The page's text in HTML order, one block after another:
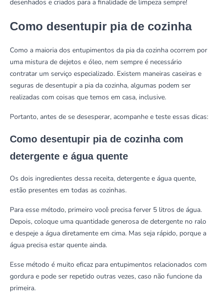
desenhados e criados para a finalidade de limpeza sempre!
Como desentupir pia de cozinha
Como a maioria dos entupimentos da pia da cozinha ocorrem por
uma mistura de dejetos e óleo, nem sempre é necessário
contratar um serviço especializado. Existem maneiras caseiras e
seguras de desentupir a pia da cozinha, algumas podem ser
realizadas com coisas que temos em casa, inclusive.
Portanto, antes de se desesperar, acompanhe e teste essas dicas:
Como desentupir pia de cozinha com
detergente e água quente
Os dois ingredientes dessa receita, detergente e água quente,
estão presentes em todas as cozinhas.
Para esse método, primeiro você precisa ferver 5 litros de água.
Depois, coloque uma quantidade generosa de detergente no ralo
e despeje a água diretamente em cima. Mas seja rápido, porque a
água precisa estar quente ainda.
Esse método é muito eficaz para entupimentos relacionados com
gordura e pode ser repetido outras vezes, caso não funcione da
primeira.